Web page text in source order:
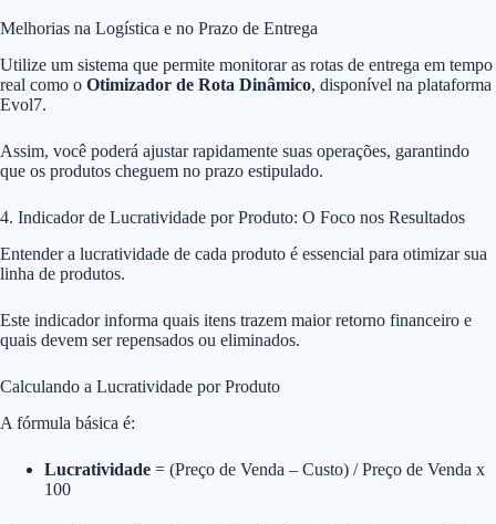
Melhorias na Logística e no Prazo de Entrega
Utilize um sistema que permite monitorar as rotas de entrega em tempo
real como o Otimizador de Rota Dinâmico, disponível na plataforma
Evol7.
Assim, você poderá ajustar rapidamente suas operações, garantindo
que os produtos cheguem no prazo estipulado.
4. Indicador de Lucratividade por Produto: O Foco nos Resultados
Entender a lucratividade de cada produto é essencial para otimizar sua
linha de produtos.
Este indicador informa quais itens trazem maior retorno financeiro e
quais devem ser repensados ou eliminados.
Calculando a Lucratividade por Produto
A fórmula básica é:
Lucratividade = (Preço de Venda – Custo) / Preço de Venda x
100